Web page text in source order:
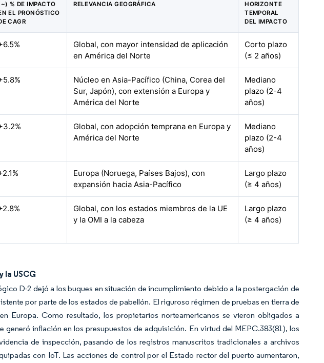
% DE IMPACTO
EL PRONÓSTICO
CAGR
RELEVANCIA GEOGRÁFICA
HORIZONTE
TEMPORAL
DEL IMPACTO
Global, con mayor intensidad de aplicación
en América del Norte
Corto plazo
(≤ 2 años)
Núcleo en Asia-Pacífico (China, Corea del
Sur, Japón), con extensión a Europa y
América del Norte
Mediano
plazo (2-4
años)
Global, con adopción temprana en Europa y
América del Norte
Mediano
plazo (2-4
años)
Europa (Noruega, Países Bajos), con
expansión hacia Asia-Pacífico
Largo plazo
(≥ 4 años)
Global, con los estados miembros de la UE
y la OMI a la cabeza
Largo plazo
(≥ 4 años)
la USCG
D-2 dejó a los buques en situación de incumplimiento debido a la postergación de
por parte de los estados de pabellón. El riguroso régimen de pruebas en tierra de
Europa. Como resultado, los propietarios norteamericanos se vieron obligados a
generó inflación en los presupuestos de adquisición. En virtud del MEPC.383(81), los
de inspección, pasando de los registros manuscritos tradicionales a archivos
con IoT. Las acciones de control por el Estado rector del puerto aumentaron,